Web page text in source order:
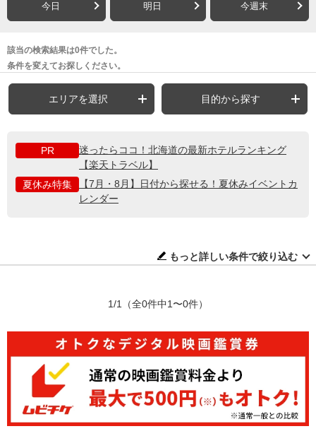
今日 明日 今週末
該当の検索結果は0件でした。
条件を変えてお探しください。
エリアを選択 目的から探す
PR
迷ったらココ！北海道の最新ホテルランキング
【楽天トラベル】
夏休み特集
【7月・8月】日付から探せる！夏休みイベントカ
レンダー
もっと詳しい条件で絞り込む
1/1 （全0件中1〜0件）